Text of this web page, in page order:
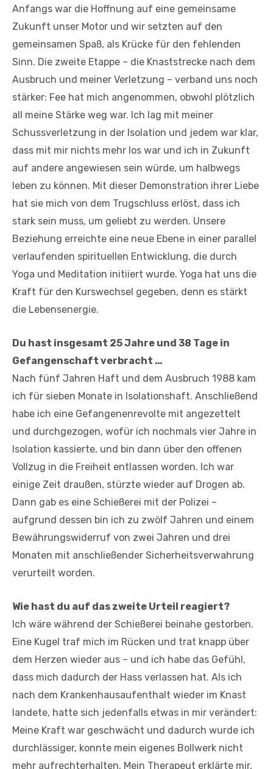
Anfangs war die Hoffnung auf eine gemeinsame
Zukunft unser Motor und wir setzten auf den
gemeinsamen Spaß, als Krücke für den fehlenden
Sinn. Die zweite Etappe – die Knaststrecke nach dem
Ausbruch und meiner Verletzung – verband uns noch
stärker: Fee hat mich angenommen, obwohl plötzlich
all meine Stärke weg war. Ich lag mit meiner
Schussverletzung in der Isolation und jedem war klar,
dass mit mir nichts mehr los war und ich in Zukunft
auf andere angewiesen sein würde, um halbwegs
leben zu können. Mit dieser Demonstration ihrer Liebe
hat sie mich von dem Trugschluss erlöst, dass ich
stark sein muss, um geliebt zu werden. Unsere
Beziehung erreichte eine neue Ebene in einer parallel
verlaufenden spirituellen Entwicklung, die durch
Yoga und Meditation initiiert wurde. Yoga hat uns die
Kraft für den Kurswechsel gegeben, denn es stärkt
die Lebensenergie.
Du hast insgesamt 25 Jahre und 38 Tage in
Gefangenschaft verbracht …
Nach fünf Jahren Haft und dem Ausbruch 1988 kam
ich für sieben Monate in Isolationshaft. Anschließend
habe ich eine Gefangenenrevolte mit angezettelt
und durchgezogen, wofür ich nochmals vier Jahre in
Isolation kassierte, und bin dann über den offenen
Vollzug in die Freiheit entlassen worden. Ich war
einige Zeit draußen, stürzte wieder auf Drogen ab.
Dann gab es eine Schießerei mit der Polizei –
aufgrund dessen bin ich zu zwölf Jahren und einem
Bewährungswiderruf von zwei Jahren und drei
Monaten mit anschließender Sicherheitsverwahrung
verurteilt worden.
Wie hast du auf das zweite Urteil reagiert?
Ich wäre während der Schießerei beinahe gestorben.
Eine Kugel traf mich im Rücken und trat knapp über
dem Herzen wieder aus – und ich habe das Gefühl,
dass mich dadurch der Hass verlassen hat. Als ich
nach dem Krankenhausaufenthalt wieder im Knast
landete, hatte sich jedenfalls etwas in mir verändert:
Meine Kraft war geschwächt und dadurch wurde ich
durchlässiger, konnte mein eigenes Bollwerk nicht
mehr aufrechterhalten. Mein Therapeut erklärte mir,